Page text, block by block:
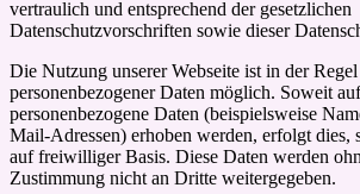
vertraulich und entsprechend der gesetzlichen
Datenschutzvorschriften sowie dieser
Die Nutzung unserer Webseite ist in der
personenbezogener Daten möglich. Soweit
personenbezogene Daten (beispielsweise
Mail-Adressen) erhoben werden, erfolgt dies,
auf freiwilliger Basis. Diese Daten werden
Zustimmung nicht an Dritte weitergegeben.